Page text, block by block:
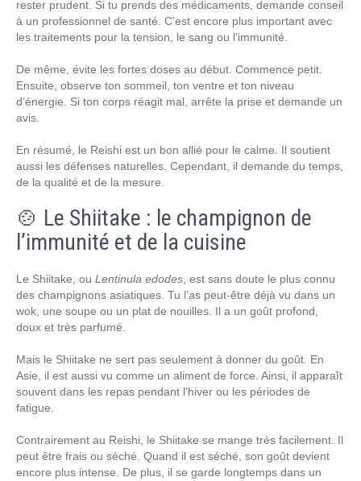
rester prudent. Si tu prends des médicaments, demande conseil
à un professionnel de santé. C’est encore plus important avec
les traitements pour la tension, le sang ou l’immunité.
De même, évite les fortes doses au début. Commence petit.
Ensuite, observe ton sommeil, ton ventre et ton niveau
d’énergie. Si ton corps réagit mal, arrête la prise et demande un
avis.
En résumé, le Reishi est un bon allié pour le calme. Il soutient
aussi les défenses naturelles. Cependant, il demande du temps,
de la qualité et de la mesure.
🍲 Le Shiitake : le champignon de
l’immunité et de la cuisine
Le Shiitake, ou Lentinula edodes , est sans doute le plus connu
des champignons asiatiques. Tu l’as peut-être déjà vu dans un
wok, une soupe ou un plat de nouilles. Il a un goût profond,
doux et très parfumé.
Mais le Shiitake ne sert pas seulement à donner du goût. En
Asie, il est aussi vu comme un aliment de force. Ainsi, il apparaît
souvent dans les repas pendant l’hiver ou les périodes de
fatigue.
Contrairement au Reishi, le Shiitake se mange très facilement. Il
peut être frais ou séché. Quand il est séché, son goût devient
encore plus intense. De plus, il se garde longtemps dans un